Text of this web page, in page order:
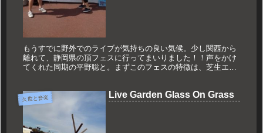
もうすでに野外でのライブが気持ちの良い気候。少し関西から
離れて、静岡県の頂フェスに行ってまいりました！！声をかけ
てくれた同期の平野聡と。まずこのフェスの特徴は、芝生エリ
久世と音楽 Live Garden Glass On Grass